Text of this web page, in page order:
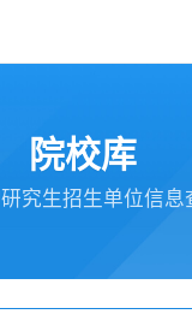
院校库
究生招生单位信息